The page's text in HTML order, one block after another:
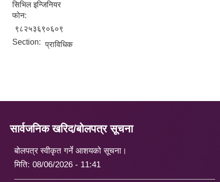
सिभिल इन्जिनियर
फोन:
९८२५३६९०६०९
Section: प्राविधिक
सार्वजनिक खरिद/बोलपत्र सूचना
बोलपत्र स्वीकृत गर्ने आशयको सूचना।
मिति: 08/06/2026 - 11:41